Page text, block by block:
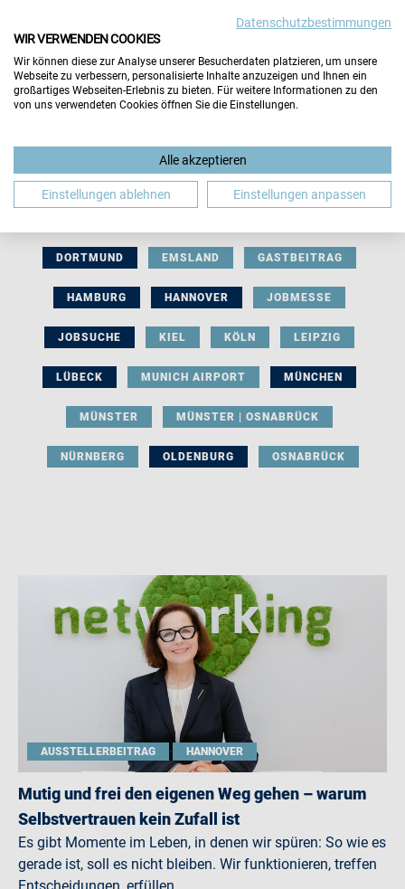
BERUFLICHE ORIENTIERUNG BEWERBUNG
DORTMUND EMSLAND GASTBEITRAG
HAMBURG HANNOVER JOBMESSE
JOBSUCHE KIEL KÖLN LEIPZIG
LÜBECK MUNICH AIRPORT MÜNCHEN
MÜNSTER MÜNSTER | OSNABRÜCK
NÜRNBERG OLDENBURG OSNABRÜCK
AUSSTELLERBEITRAG HANNOVER
Mutig und frei den eigenen Weg gehen – warum
Selbstvertrauen kein Zufall ist
Es gibt Momente im Leben, in denen wir spüren: So wie es
gerade ist, soll es nicht bleiben. Wir funktionieren, treffen
Datenschutzbestimmungen
WIR VERWENDEN COOKIES
Wir können diese zur Analyse unserer Besucherdaten platzieren, um unsere
Webseite zu verbessern, personalisierte Inhalte anzuzeigen und Ihnen ein
großartiges Webseiten-Erlebnis zu bieten. Für weitere Informationen zu den
von uns verwendeten Cookies öffnen Sie die Einstellungen.
Alle akzeptieren
Einstellungen ablehnen Einstellungen anpassen